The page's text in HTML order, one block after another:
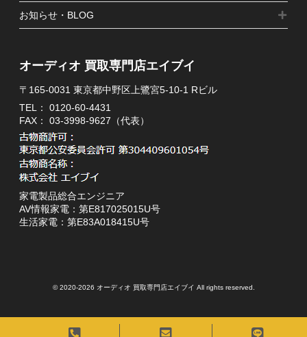
お知らせ・BLOG
オーディオ 買取専門店エイブイ
〒165-0031 東京都中野区上鷺宮5-10-1 Rビル
TEL： 0120-60-4431
FAX： 03-3998-9627（代表）
家電製品総合エンジニア
AV情報家電：第E817025015U号
生活家電：第E83A018415U号
© 2020-2026 オーディオ 買取専門店エイブイ All rights reserved.